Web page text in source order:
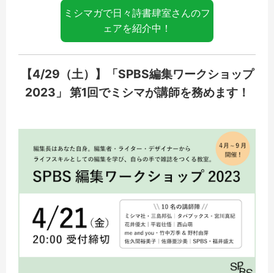
ミシマガで日々詩書肆室さんのフ
ェアを紹介中！
【4/29（土）】「SPBS編集ワークショップ
2023」 第1回でミシマが講師を務めます！